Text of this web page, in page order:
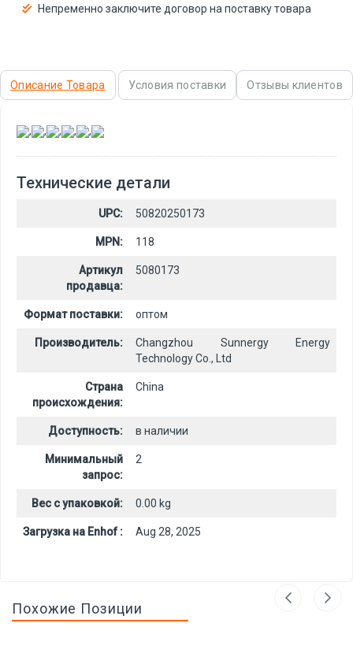
Непременно заключите договор на поставку товара
Описание Товара Условия поставки Отзывы клиентов
, , , , ,
Технические детали
UPC: 50820250173
MPN: 118
Артикул
продавца:
5080173
Формат поставки: оптом
Производитель:
Changzhou Sunnergy Energy
Technology Co., Ltd
Страна
происхождения:
China
Доступность: в наличии
Минимальный
запрос:
2
Вес с упаковкой: 0.00 kg
Загрузка на Enhof : Aug 28, 2025
Похожие Позиции